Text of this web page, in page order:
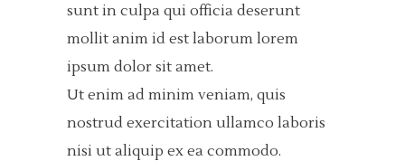
sunt in culpa qui officia deserunt
mollit anim id est laborum lorem
ipsum dolor sit amet.
Ut enim ad minim veniam, quis
nostrud exercitation ullamco laboris
nisi ut aliquip ex ea commodo.